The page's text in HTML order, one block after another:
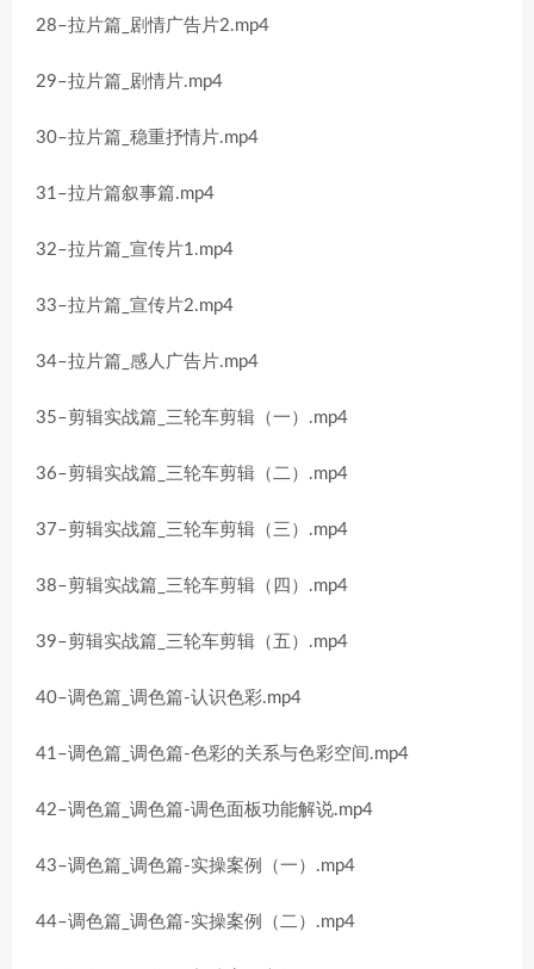
28–拉片篇_剧情广告片2.mp4
29–拉片篇_剧情片.mp4
30–拉片篇_稳重抒情片.mp4
31–拉片篇叙事篇.mp4
32–拉片篇_宣传片1.mp4
33–拉片篇_宣传片2.mp4
34–拉片篇_感人广告片.mp4
35–剪辑实战篇_三轮车剪辑（一）.mp4
36–剪辑实战篇_三轮车剪辑（二）.mp4
37–剪辑实战篇_三轮车剪辑（三）.mp4
38–剪辑实战篇_三轮车剪辑（四）.mp4
39–剪辑实战篇_三轮车剪辑（五）.mp4
40–调色篇_调色篇-认识色彩.mp4
41–调色篇_调色篇-色彩的关系与色彩空间.mp4
42–调色篇_调色篇-调色面板功能解说.mp4
43–调色篇_调色篇-实操案例（一）.mp4
44–调色篇_调色篇-实操案例（二）.mp4